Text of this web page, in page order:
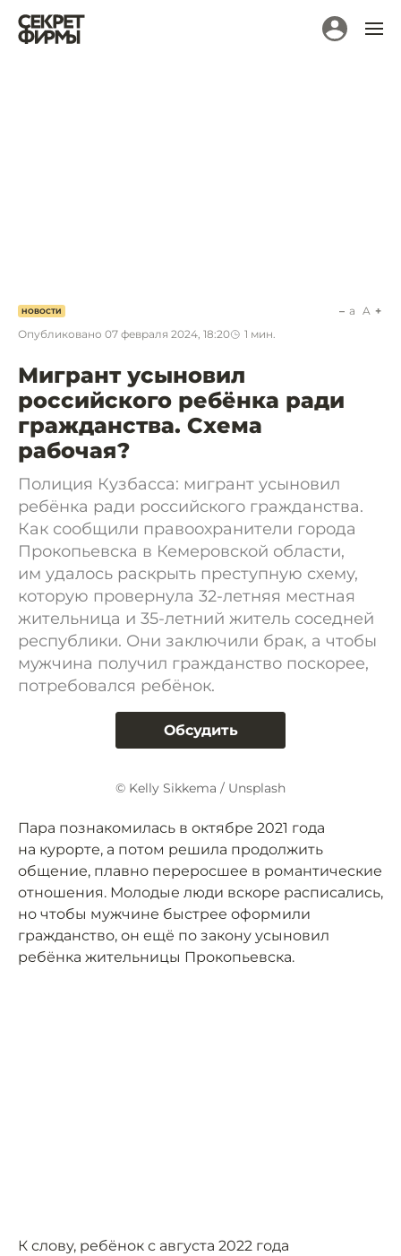
НОВОСТИ
Опубликовано 07 февраля 2024, 18:20 1 мин.
a A
Мигрант усыновил
российского ребёнка ради
гражданства. Схема
рабочая?
Полиция Кузбасса: мигрант усыновил
ребёнка ради российского гражданства.
Как сообщили правоохранители города
Прокопьевска в Кемеровской области,
им удалось раскрыть преступную схему,
которую провернула 32-летняя местная
жительница и 35-летний житель соседней
республики. Они заключили брак, а чтобы
мужчина получил гражданство поскорее,
потребовался ребёнок.
Обсудить
© Kelly Sikkema / Unsplash
Пара познакомилась в октябре 2021 года
на курорте, а потом решила продолжить
общение, плавно переросшее в романтические
отношения. Молодые люди вскоре расписались,
но чтобы мужчине быстрее оформили
гражданство, он ещё по закону усыновил
ребёнка жительницы Прокопьевска.
К слову, ребёнок с августа 2022 года